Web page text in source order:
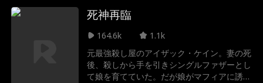
死神再臨
164.6k
1.1k
元最強殺し屋のアイザック・ケイン。妻の死
後、殺しから手を引きシングルファザーとし
て娘を育てていた。だが娘がマフィアに誘拐